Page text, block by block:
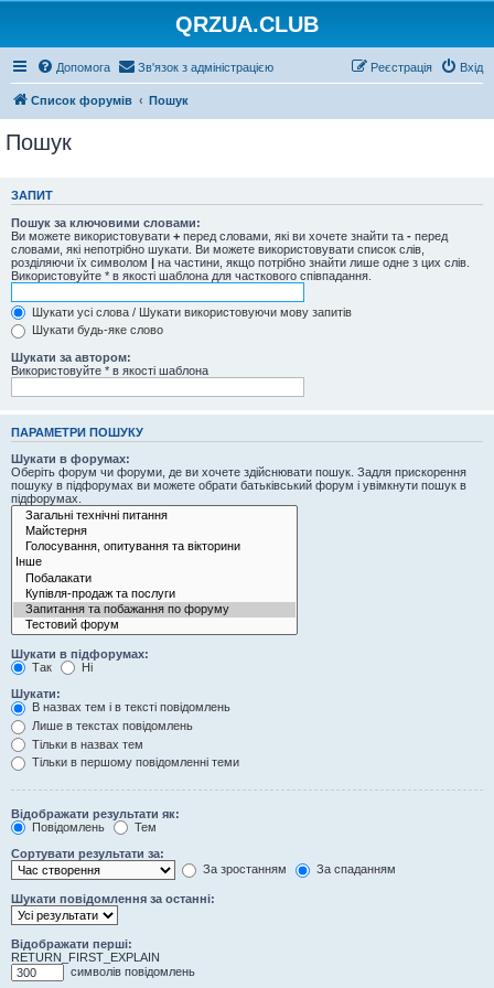
QRZUA.CLUB
Допомога Зв'язок з адміністрацією Вхід
Реєстрація
Список форумів Пошук
Пошук
ЗАПИТ
Пошук за ключовими словами:
Ви можете використовувати + перед словами, які ви хочете знайти та - перед
словами, які непотрібно шукати. Ви можете використовувати список слів,
розділяючи їх символом | на частини, якщо потрібно знайти лише одне з цих слів.
Використовуйте * в якості шаблона для часткового співпадання.
Шукати усі слова / Шукати використовуючи мову запитів
Шукати будь-яке слово
Шукати за автором:
Використовуйте * в якості шаблона
ПАРАМЕТРИ ПОШУКУ
Шукати в форумах:
Оберіть форум чи форуми, де ви хочете здійснювати пошук. Задля прискорення
пошуку в підфорумах ви можете обрати батьківський форум і увімкнути пошук в
підфорумах.
Шукати в підфорумах:
Так
Ні
Шукати:
В назвах тем і в тексті повідомлень
Лише в текстах повідомлень
Тільки в назвах тем
Тільки в першому повідомленні теми
Відображати результати як:
Повідомлень
Тем
Сортувати результати за:
За зростанням
За спаданням
Шукати повідомлення за останні:
Відображати перші:
RETURN_FIRST_EXPLAIN
символів повідомлень